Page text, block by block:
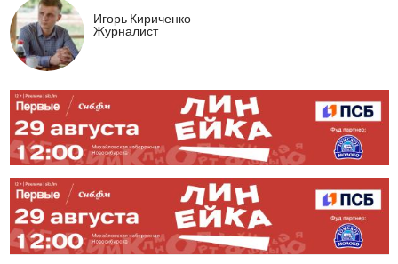
Игорь Кириченко
Журналист